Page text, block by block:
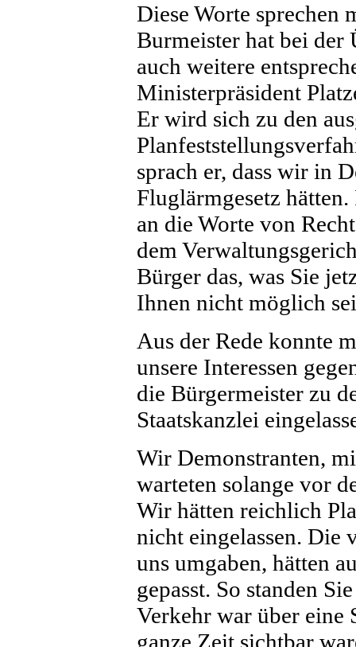
Diese Worte sprechen
Burmeister hat bei der
auch weitere
Ministerpräsident
Er wird sich zu den
sprach er, dass wir in
Fluglärmgesetz
an die Worte von
dem
Bürger das, was Sie
Ihnen nicht möglich
Aus der Rede konnte
unsere Interessen
die Bürgermeister zu
Staatskanzlei
Wir Demonstranten,
warteten solange vor
Wir hätten reichlich
nicht eingelassen. Die
uns umgaben, hätten
gepasst. So standen
Verkehr war über eine
ganze Zeit sichtbar